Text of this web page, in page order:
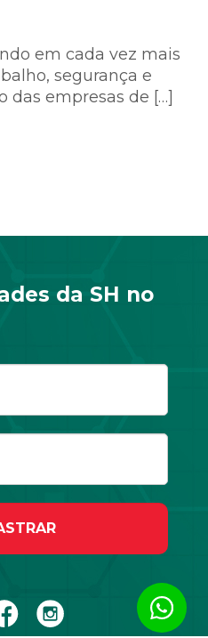
em cada vez mais
segurança e
das empresas de […]
da SH no